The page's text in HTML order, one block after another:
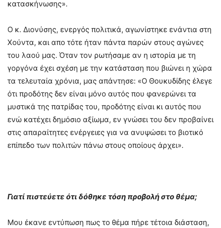
κατασκήνωσης».
Ο κ. Διονύσης, ενεργός πολιτικά, αγωνίστηκε ενάντια στη
Χούντα, και απο τότε ήταν πάντα παρών στους αγώνες
του λαού μας. Όταν τον ρωτήσαμε αν η ιστορία με τη
γοργόνα έχει σχέση με την κατάσταση που βιώνει η χώρα
τα τελευταία χρόνια, μας απάντησε: «Ο Θουκυδίδης έλεγε
ότι προδότης δεν είναι μόνο αυτός που φανερώνει τα
μυστικά της πατρίδας του, προδότης είναι κι αυτός που
ενώ κατέχει δημόσιο αξίωμα, εν γνώσει του δεν προβαίνει
στις απαραίτητες ενέργειες για να ανυψώσει το βιοτικό
επίπεδο των πολιτών πάνω στους οποίους άρχει».
Γιατί πιστεύετε ότι δόθηκε τόση προβολή στο θέμα;
Μου έκανε εντύπωση πως το θέμα πήρε τέτοια διάσταση,